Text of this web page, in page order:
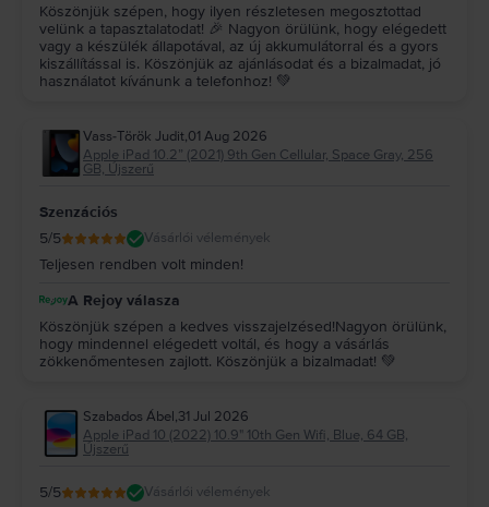
Köszönjük szépen, hogy ilyen részletesen megosztottad
velünk a tapasztalatodat! 🎉 Nagyon örülünk, hogy elégedett
vagy a készülék állapotával, az új akkumulátorral és a gyors
kiszállítással is. Köszönjük az ajánlásodat és a bizalmadat, jó
használatot kívánunk a telefonhoz! 💚
Vass-Török Judit,01 Aug 2026
Apple iPad 10.2” (2021) 9th Gen Cellular, Space Gray, 256
GB, Újszerű
Szenzációs
5/5 Vásárlói vélemények
Teljesen rendben volt minden!
A Rejoy válasza
Köszönjük szépen a kedves visszajelzésed!Nagyon örülünk,
hogy mindennel elégedett voltál, és hogy a vásárlás
zökkenőmentesen zajlott. Köszönjük a bizalmadat! 💚
Szabados Ábel,31 Jul 2026
Apple iPad 10 (2022) 10.9" 10th Gen Wifi, Blue, 64 GB,
Újszerű
5/5 Vásárlói vélemények